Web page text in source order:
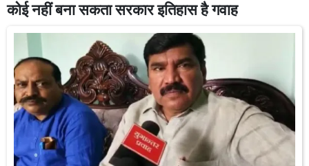
कोई नहीं बना सकता सरकार इतिहास है गवाह